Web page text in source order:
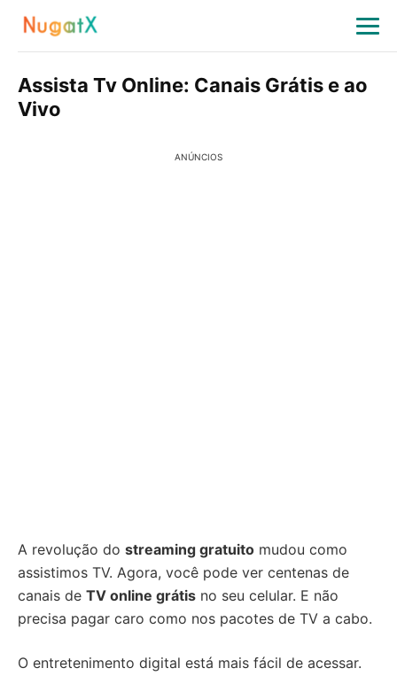
Assista Tv Online: Canais Grátis e ao
Vivo
ANÚNCIOS
A revolução do streaming gratuito mudou como
assistimos TV. Agora, você pode ver centenas de
canais de TV online grátis no seu celular. E não
precisa pagar caro como nos pacotes de TV a cabo.
O entretenimento digital está mais fácil de acessar.